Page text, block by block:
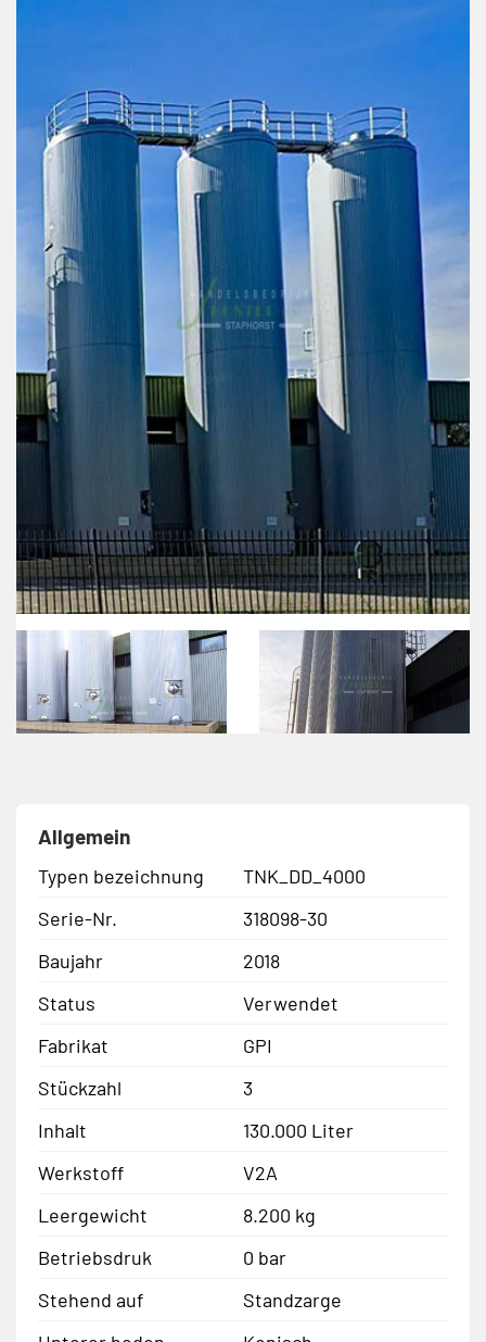
Allgemein
Typen bezeichnung
TNK_DD_4000
Serie-Nr.
318098-30
Baujahr
2018
Status
Verwendet
Fabrikat
GPI
Stückzahl
3
Inhalt
130.000 Liter
Werkstoff
V2A
Leergewicht
8.200 kg
Betriebsdruk
0 bar
Stehend auf
Standzarge